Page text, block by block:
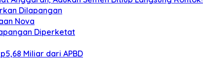
Dilapangan
Nova
Diperketat
Miliar dari APBD